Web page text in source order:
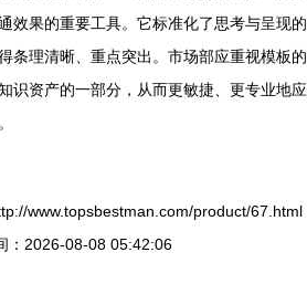
效果的重要工具。它标准化了思考与呈现的
条理清晰、重点突出。市场部应重视模板的
识资产的一部分，从而更敏捷、更专业地应
www.topsbestman.com/product/67.html
：2026-08-08 05:42:06